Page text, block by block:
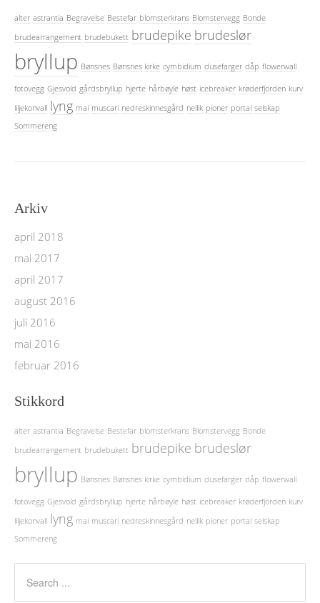
alter astrantia Begravelse Bestefar blomsterkrans Blomstervegg Bonde
brudearrangement brudebukett brudepike brudeslør
bryllup Bønsnes Bønsnes kirke cymbidium dusefarger dåp flowerwall
fotovegg Gjesvold gårdsbryllup hjerte hårbøyle høst icebreaker krøderfjorden kurv
liljekonvall lyng mai muscari nedreskinnesgård nellik pioner portal selskap
Sommereng
Arkiv
april 2018
mai 2017
april 2017
august 2016
juli 2016
mai 2016
februar 2016
Stikkord
alter astrantia Begravelse Bestefar blomsterkrans Blomstervegg Bonde
brudearrangement brudebukett brudepike brudeslør
bryllup Bønsnes Bønsnes kirke cymbidium dusefarger dåp flowerwall
fotovegg Gjesvold gårdsbryllup hjerte hårbøyle høst icebreaker krøderfjorden kurv
liljekonvall lyng mai muscari nedreskinnesgård nellik pioner portal selskap
Sommereng